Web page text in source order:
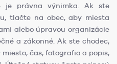
je právna výnimka. Ak ste
tlačte na obec, aby miesta
alebo úpravou organizácie
a zákonné. Ak ste chodec,
čas, fotografia a popis,